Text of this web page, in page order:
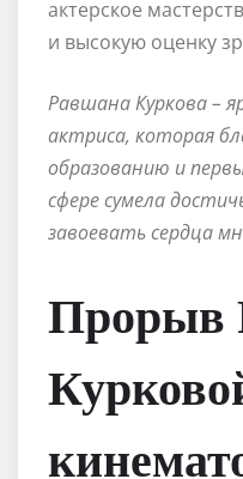
актерское
и высокую оценку
Равшана Куркова –
актриса, которая
образованию и
сфере сумела
завоевать сердца
Прорыв